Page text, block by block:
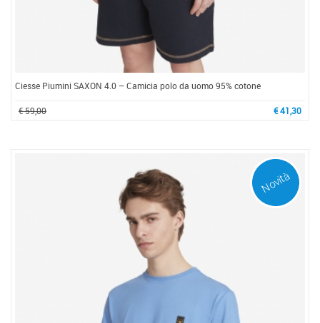
Ciesse Piumini SAXON 4.0 – Camicia polo da uomo 95% cotone
€ 59,00 € 41,30
Novità